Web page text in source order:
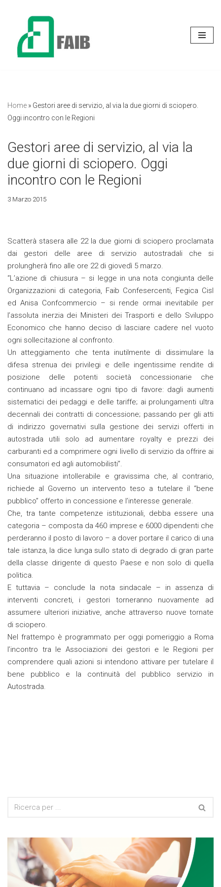
contenuto
Home » Gestori aree di servizio, al via la due giorni di sciopero.
Oggi incontro con le Regioni
Gestori aree di servizio, al via la
due giorni di sciopero. Oggi
incontro con le Regioni
3 Marzo 2015
Scatterà stasera alle 22 la due giorni di sciopero proclamata
dai gestori delle aree di servizio autostradali che si
prolungherà fino alle ore 22 di giovedì 5 marzo.
“L’azione di chiusura – si legge in una nota congiunta delle
Organizzazioni di categoria, Faib Confesercenti, Fegica Cisl
ed Anisa Confcommercio – si rende ormai inevitabile per
l’assoluta inerzia dei Ministeri dei Trasporti e dello Sviluppo
Economico che hanno deciso di lasciare cadere nel vuoto
ogni sollecitazione al confronto.
Un atteggiamento che tenta inutilmente di dissimulare la
difesa strenua dei privilegi e delle ingentissime rendite di
posizione delle potenti società concessionarie che
continuano ad incassare ogni tipo di favore: dagli aumenti
sistematici dei pedaggi e delle tariffe; ai prolungamenti ultra
decennali dei contratti di concessione; passando per gli atti
di indirizzo governativi sulla gestione dei servizi offerti in
autostrada utili solo ad aumentare royalty e prezzi dei
carburanti ed a comprimere ogni livello di servizio da offrire ai
consumatori ed agli automobilisti”.
Una situazione intollerabile e gravissima che, al contrario,
richiede al Governo un intervento teso a tutelare il “bene
pubblico” offerto in concessione e l’interesse generale.
Che, tra tante competenze istituzionali, debba essere una
categoria – composta da 460 imprese e 6000 dipendenti che
perderanno il posto di lavoro – a dover portare il carico di una
tale istanza, la dice lunga sullo stato di degrado di gran parte
della classe dirigente di questo Paese e non solo di quella
politica.
E tuttavia – conclude la nota sindacale – in assenza di
interventi concreti, i gestori torneranno nuovamente ad
assumere ulteriori iniziative, anche attraverso nuove tornate
di sciopero.
Nel frattempo è programmato per oggi pomeriggio a Roma
l’incontro tra le Associazioni dei gestori e le Regioni per
comprendere quali azioni si intendono attivare per tutelare il
bene pubblico e la continuità del pubblico servizio in
Autostrada.